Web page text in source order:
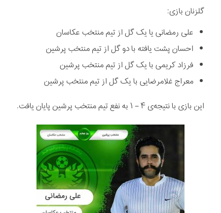
گلزنان بازی:
علی رمضانی یا یک گل از تیم منتخب عکاسان
احسان پشت یافته با دو گل از تیم منتخب پرشین
فرزاد کریمی با یک گل از تیم منتخب پرشین
معراج غلامرضایی با یک گل از تیم منتخب پرشین
این بازی با نتیجه‌ی ۴ – ۱ به نفع تیم منتخب پرشین پایان یافت.